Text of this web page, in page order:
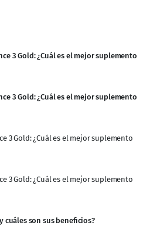
3 Gold: ¿Cuál es el mejor suplemento
3 Gold: ¿Cuál es el mejor suplemento
3 Gold: ¿Cuál es el mejor suplemento
3 Gold: ¿Cuál es el mejor suplemento
cuáles son sus beneficios?